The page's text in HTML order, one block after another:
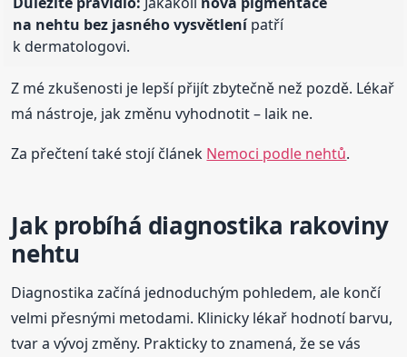
na nehtu bez jasného vysvětlenípatří
k dermatologovi.
Z mé zkušenosti je lepší přijít zbytečně než pozdě. Lékař
má nástroje, jak změnu vyhodnotit – laik ne.
Za přečtení také stojí článek Nemoci podle nehtů.
Jak probíhá diagnostika rakoviny
nehtu
Diagnostika začíná jednoduchým pohledem, ale končí
velmi přesnými metodami. Klinicky lékař hodnotí barvu,
tvar a vývoj změny. Prakticky to znamená, že se vás